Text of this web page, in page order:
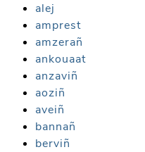
alej
amprest
amzerañ
ankouaat
anzaviñ
aoziñ
aveiñ
bannañ
berviñ